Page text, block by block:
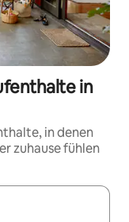
in
in denen
zuhause fühlen
mit den